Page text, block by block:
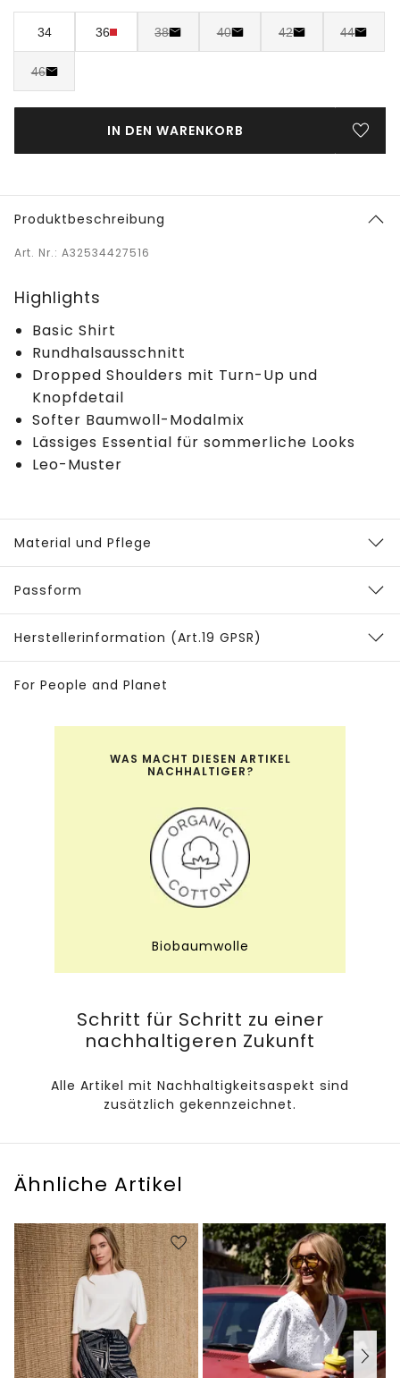
34 36 38 40 42 44
46
IN DEN WARENKORB
Produktbeschreibung
Art. Nr.: A32534427516
Highlights
Basic Shirt
Rundhalsausschnitt
Dropped Shoulders mit Turn-Up und
Knopfdetail
Softer Baumwoll-Modalmix
Lässiges Essential für sommerliche Looks
Leo-Muster
Material und Pflege
Passform
Herstellerinformation (Art.19 GPSR)
For People and Planet
WAS MACHT DIESEN ARTIKEL
NACHHALTIGER?
Biobaumwolle
Schritt für Schritt zu einer
nachhaltigeren Zukunft
Alle Artikel mit Nachhaltigkeitsaspekt sind
zusätzlich gekennzeichnet.
Ähnliche Artikel